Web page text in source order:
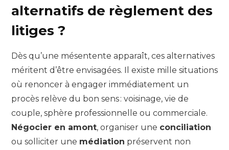
alternatifs de règlement des
litiges ?
Dès qu’une mésentente apparaît, ces alternatives
méritent d’être envisagées. Il existe mille situations
où renoncer à engager immédiatement un
procès relève du bon sens : voisinage, vie de
couple, sphère professionnelle ou commerciale.
Négocier en amont, organiser une conciliation
ou solliciter une médiation préservent non